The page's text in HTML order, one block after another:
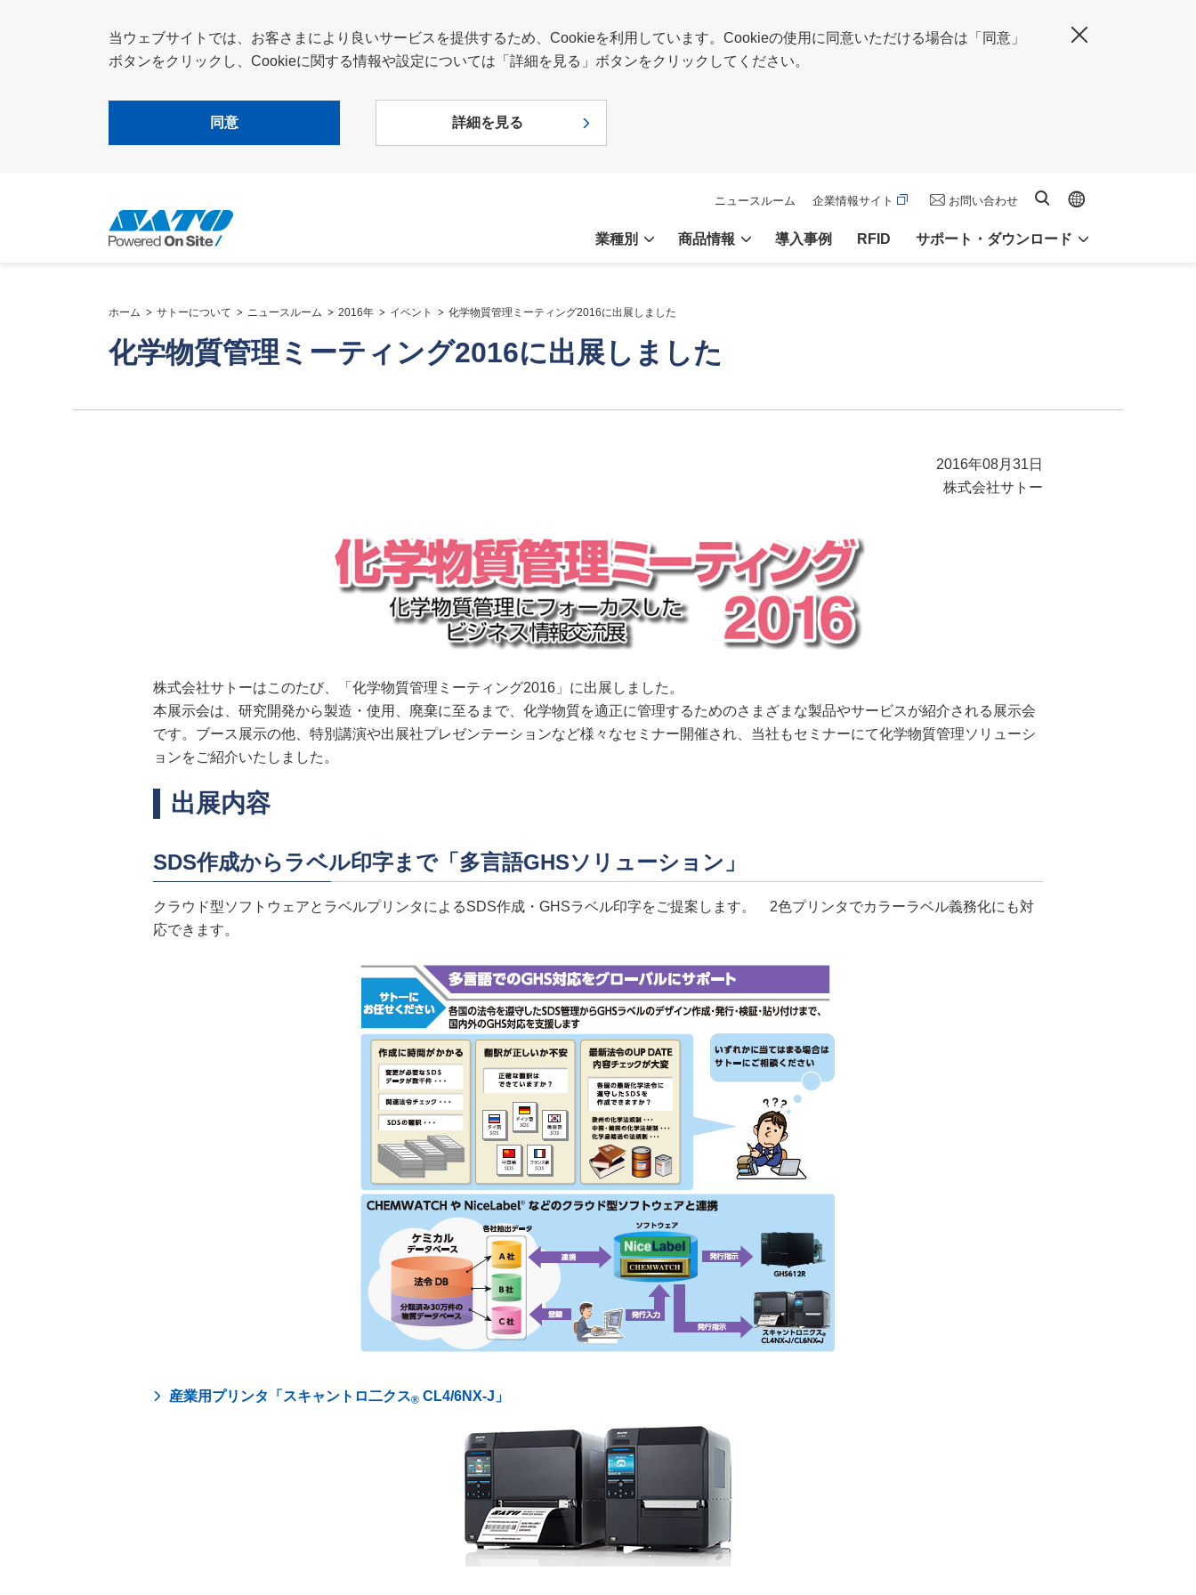
当ウェブサイトでは、お客さまにより良いサービスを提供するため、Cookieを利用しています。Cookieの使用に同意いただける場合は「同意」
ボタンをクリックし、Cookieに関する情報や設定については「詳細を見る」ボタンをクリックしてください。
同意 詳細を見る
業種別 商品情報 導入事例 RFID サポート・ダウンロード
ニュースルーム 企業情報サイト お問い合わせ サイト内検索
ホーム サトーについて ニュースルーム 2016年 イベント 化学物質管理ミーティング2016に出展しました
化学物質管理ミーティング2016に出展しました
2016年08月31日
株式会社サトー
株式会社サトーはこのたび、「化学物質管理ミーティング2016」に出展しました。
本展示会は、研究開発から製造・使用、廃棄に至るまで、化学物質を適正に管理するためのさまざまな製品やサービスが紹介される展示会
です。ブース展示の他、特別講演や出展社プレゼンテーションなど様々なセミナー開催され、当社もセミナーにて化学物質管理ソリューシ
ョンをご紹介いたしました。
出展内容
SDS作成からラベル印字まで「多言語GHSソリューション」
クラウド型ソフトウェアとラベルプリンタによるSDS作成・GHSラベル印字をご提案します。 2色プリンタでカラーラベル義務化にも対
応できます。
産業用プリンタ「スキャントロ二クス® CL4/6NX-J」